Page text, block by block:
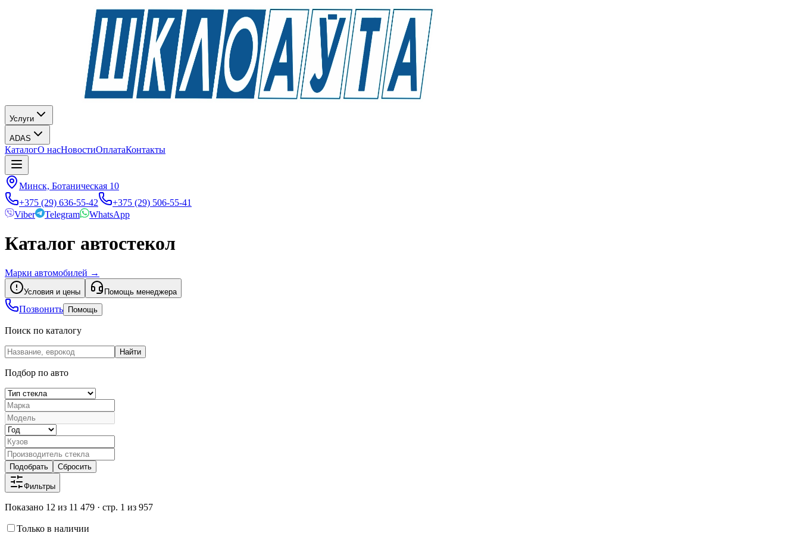
Услуги
ADAS
КаталогО насНовостиОплатаКонтакты
Минск, Ботаническая 10
+375 (29) 636-55-42
+375 (29) 506-55-41
Viber
Telegram WhatsApp
Каталог автостекол
Марки автомобилей →
Условия и цены Помощь менеджера
Позвонить Помощь
Поиск по каталогу
Найти
Подбор по авто
Подобрать Сбросить
Фильтры
Показано 12 из 11 479 · стр. 1 из 957
Только в наличии